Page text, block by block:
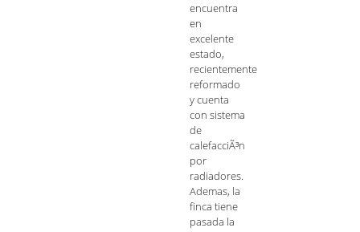
encuentra
en
excelente
estado,
recientemente
reformado
y cuenta
con sistema
de
calefacciÃ³n
por
radiadores.
Ademas, la
finca tiene
pasada la